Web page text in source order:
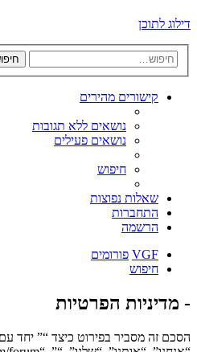
דילוג לתוכן
קישורים מהירים
נושאים ללא תגובות
נושאים פעילים
חיפוש
שאלות נפוצות
התחברות
הרשמה
VGF פורומים
חיפוש
- מדיניות הפרטיות
הסכם זה מסביר בפירוט כיצד “” יחד